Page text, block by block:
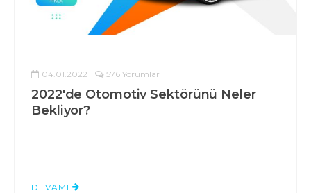
04.01.2022 576 Yorumlar
2022'de Otomotiv Sektörünü Neler
Bekliyor?
DEVAMI